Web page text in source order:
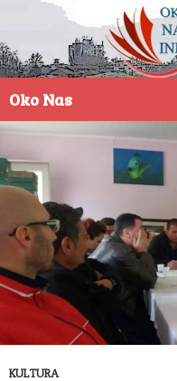
Oko Nas
NA
KULTURA